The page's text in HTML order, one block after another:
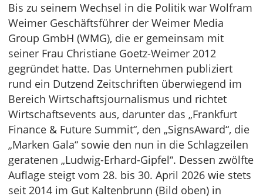
Bis zu seinem Wechsel in die Politik war Wolfram
Weimer Geschäftsführer der Weimer Media
Group GmbH (WMG), die er gemeinsam mit
seiner Frau Christiane Goetz-Weimer 2012
gegründet hatte. Das Unternehmen publiziert
rund ein Dutzend Zeitschriften überwiegend im
Bereich Wirtschaftsjournalismus und richtet
Wirtschaftsevents aus, darunter das „Frankfurt
Finance & Future Summit“, den „SignsAward“, die
„Marken Gala“ sowie den nun in die Schlagzeilen
geratenen „Ludwig-Erhard-Gipfel“. Dessen zwölfte
Auflage steigt vom 28. bis 30. April 2026 wie stets
seit 2014 im Gut Kaltenbrunn (Bild oben) in